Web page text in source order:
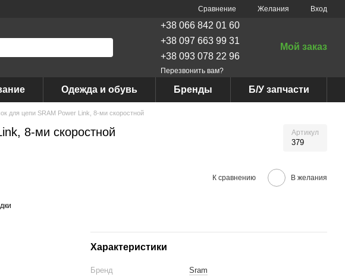
Сравнение Желания Вход
+38 066 842 01 60
+38 097 663 99 31
+38 093 078 22 96
Перезвонить вам?
Мой заказ
Одежда и обувь Бренды Б/У запчасти
для цепи SRAM Power Link, 8-ми скоростной
8-ми скоростной Артикул
379
К сравнению В желания
Характеристики
Бренд
Sram